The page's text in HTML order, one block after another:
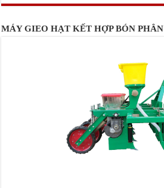
MÁY GIEO HẠT KẾT HỢP BÓN PHÂN